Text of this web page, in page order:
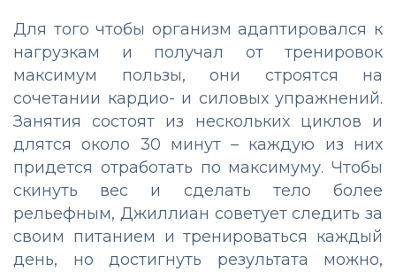
Для того чтобы организм адаптировался к
нагрузкам и получал от тренировок
максимум пользы, они строятся на
сочетании кардио- и силовых упражнений.
Занятия состоят из нескольких циклов и
длятся около 30 минут – каждую из них
придется отработать по максимуму. Чтобы
скинуть вес и сделать тело более
рельефным, Джиллиан советует следить за
своим питанием и тренироваться каждый
день, но достигнуть результата можно,